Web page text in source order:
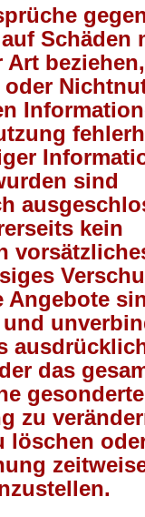
Schäden
Art
sind
kein
Angebote
das
gesonderte
zu
löschen